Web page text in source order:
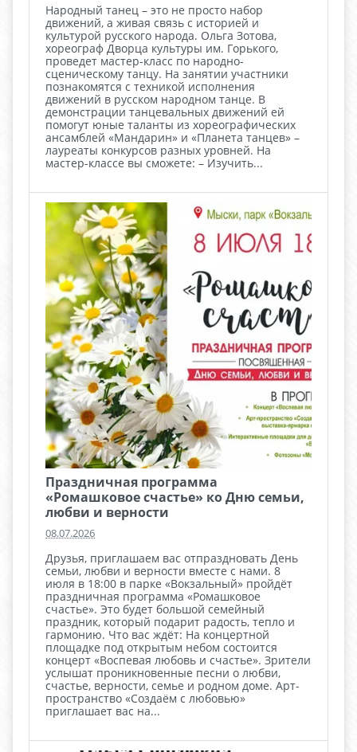
Народный танец – это не просто набор
движений, а живая связь с историей и
культурой русского народа. Ольга Зотова,
хореограф Дворца культуры им. Горького,
проведет мастер-класс по народно-
сценическому танцу. На занятии участники
познакомятся с техникой исполнения
движений в русском народном танце. В
демонстрации танцевальных движений ей
помогут юные таланты из хореографических
ансамблей «Мандарин» и «Планета танцев» –
лауреаты конкурсов разных уровней. На
мастер-классе вы сможете: – Изучить...
Праздничная программа
«Ромашковое счастье» ко Дню семьи,
любви и верности
08.07.2026
Друзья, приглашаем вас отпраздновать День
семьи, любви и верности вместе с нами. 8
июля в 18:00 в парке «Вокзальный» пройдёт
праздничная программа «Ромашковое
счастье». Это будет большой семейный
праздник, который подарит радость, тепло и
гармонию. Что вас ждёт: На концертной
площадке под открытым небом состоится
концерт «Воспевая любовь и счастье». Зрители
услышат проникновенные песни о любви,
счастье, верности, семье и родном доме. Арт-
пространство «Создаём с любовью»
приглашает вас на...